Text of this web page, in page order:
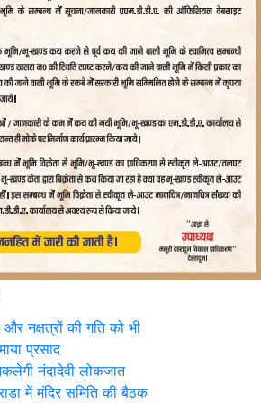
और नक्षत्रों की गति को भी
प्रसाद
नंदादेवी लोकजात
में मंदिर समिति की बैठक